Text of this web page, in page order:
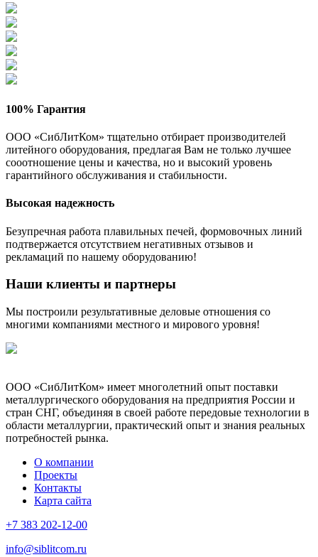
100% Гарантия
ООО «СибЛитКом» тщательно отбирает производителей
литейного оборудования, предлагая Вам не только лучшее
сооотношение цены и качества, но и высокий уровень
гарантийного обслуживания и стабильности.
Высокая надежность
Безупречная работа плавильных печей, формовочных линий
подтвержается отсутствием негативных отзывов и
рекламаций по нашему оборудованию!
Наши клиенты и партнеры
Мы построили результативные деловые отношения со
многими компаниями местного и мирового уровня!
ООО «СибЛитКом» имеет многолетний опыт поставки
металлургического оборудования на предприятия России и
стран СНГ, объединяя в своей работе передовые технологии в
области металлургии, практический опыт и знания реальных
потребностей рынка.
О компании
Проекты
Контакты
Карта сайта
+7 383 202-12-00
info@siblitcom.ru